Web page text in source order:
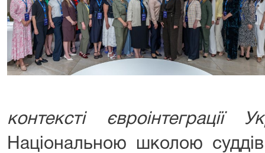
контексті євроінтеграції
Національною школою